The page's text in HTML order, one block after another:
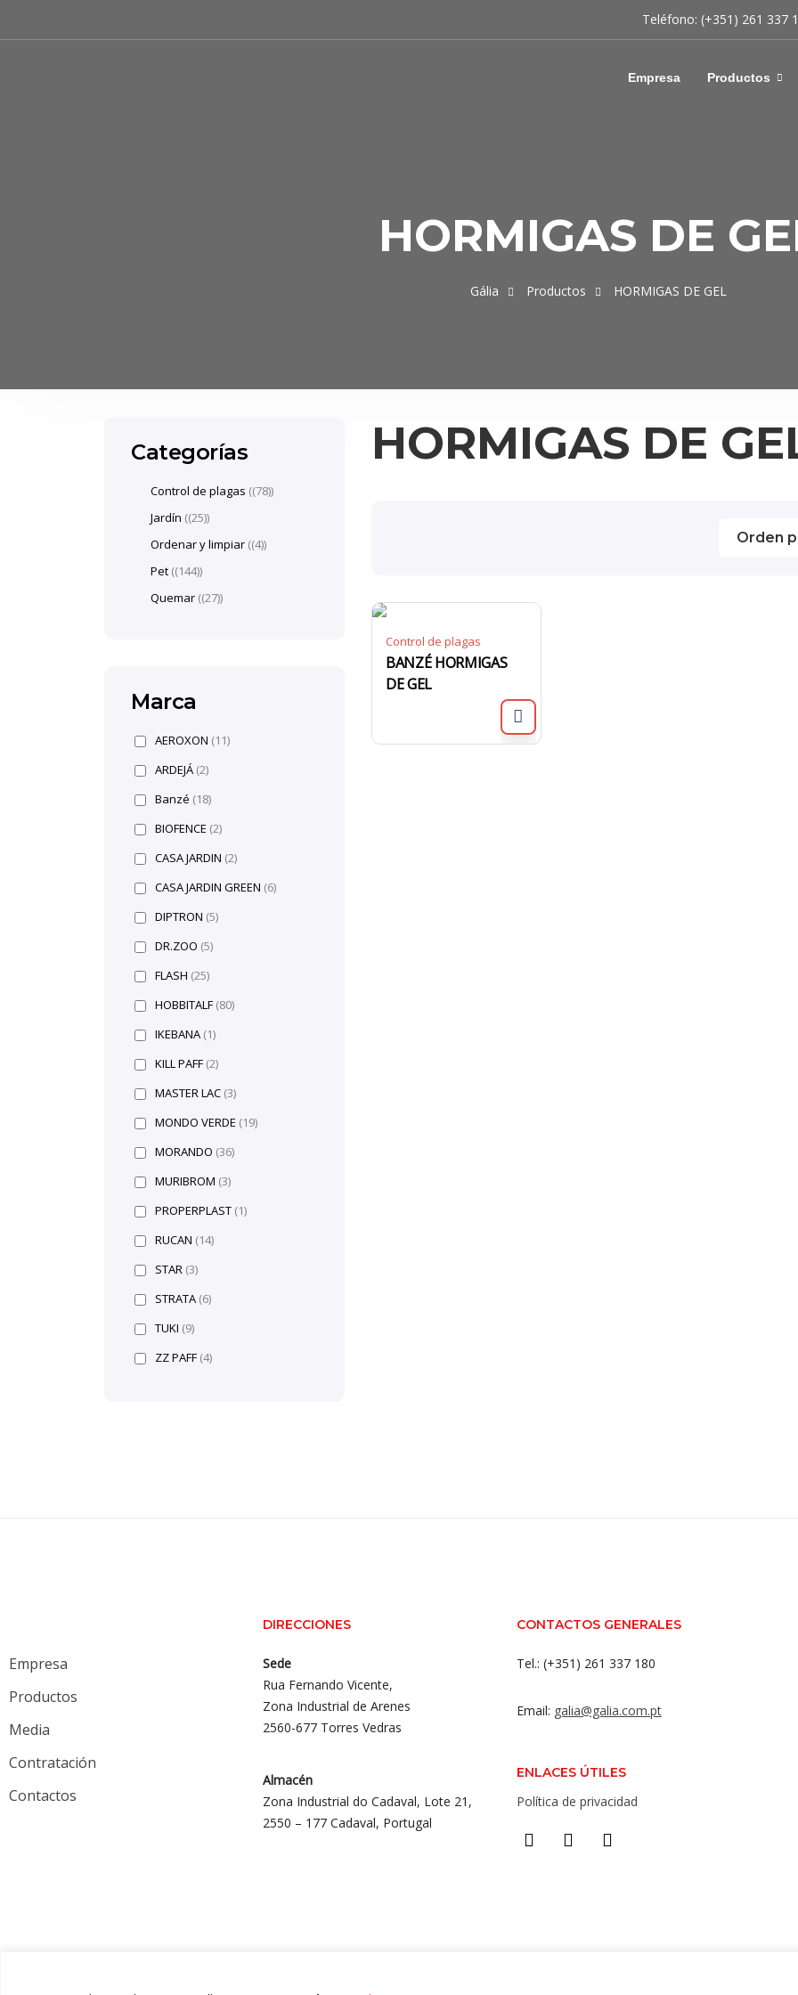
Teléfono: (+351) 261 337
Empresa Productos
HORMIGAS DE
Gália Productos HORMIGAS DE GEL
HORMIGAS DE
Control de plagas
BANZÉ HORMIGAS
DE GEL
Categorías
Control de plagas (78)
Jardín (25)
Ordenar y limpiar (4)
Pet (144)
Quemar (27)
Marca
AEROXON (11)
ARDEJÁ (2)
Banzé (18)
BIOFENCE (2)
CASA JARDIN (2)
CASA JARDIN GREEN (6)
DIPTRON (5)
DR.ZOO (5)
FLASH (25)
HOBBITALF (80)
IKEBANA (1)
KILL PAFF (2)
MASTER LAC (3)
MONDO VERDE (19)
MORANDO (36)
MURIBROM (3)
PROPERPLAST (1)
RUCAN (14)
STAR (3)
STRATA (6)
TUKI (9)
ZZ PAFF (4)
Empresa
Productos
Media
Contratación
Contactos
DIRECCIONES
Sede
Rua Fernando Vicente,
Zona Industrial de Arenes
2560-677 Torres Vedras
Almacén
Zona Industrial do Cadaval, Lote 21,
2550 – 177 Cadaval, Portugal
CONTACTOS GENERALES
Tel.: (+351) 261 337 180
Email: galia@galia.com.pt
ENLACES ÚTILES
Política de privacidad